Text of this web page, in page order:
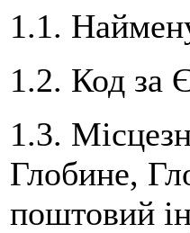
1.1.
1.2. Код за
1.3.
Глобине,
поштовий